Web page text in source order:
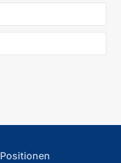
Positionen